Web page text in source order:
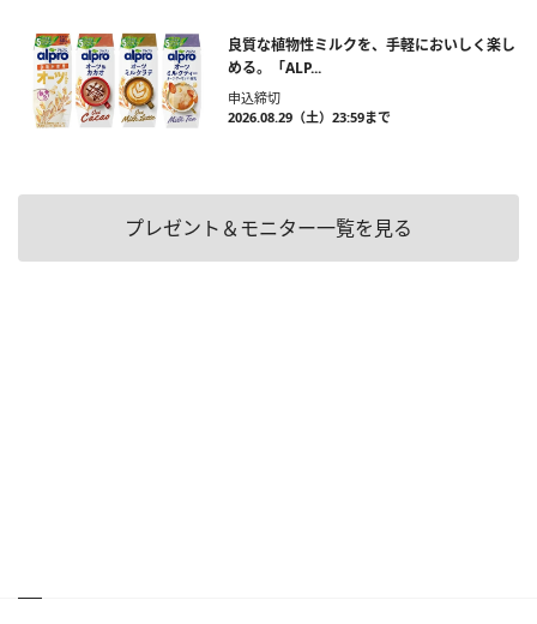
良質な植物性ミルクを、手軽においしく楽し
める。「ALP...
申込締切
2026.08.29（土）23:59まで
プレゼント＆モニター一覧を見る